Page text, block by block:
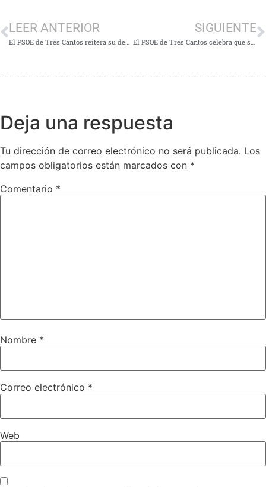
LEER ANTERIOR SIGUIENTE
Deja una respuesta
Tu dirección de correo electrónico no será publicada. Los
campos obligatorios están marcados con *
Comentario *
Nombre *
Correo electrónico *
Web